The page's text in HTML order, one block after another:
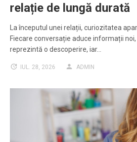
relație de lungă durată
La începutul unei relații, curiozitatea
Fiecare conversație aduce informații
reprezintă o descoperire, iar…
IUL. 28, 2026 ADMIN